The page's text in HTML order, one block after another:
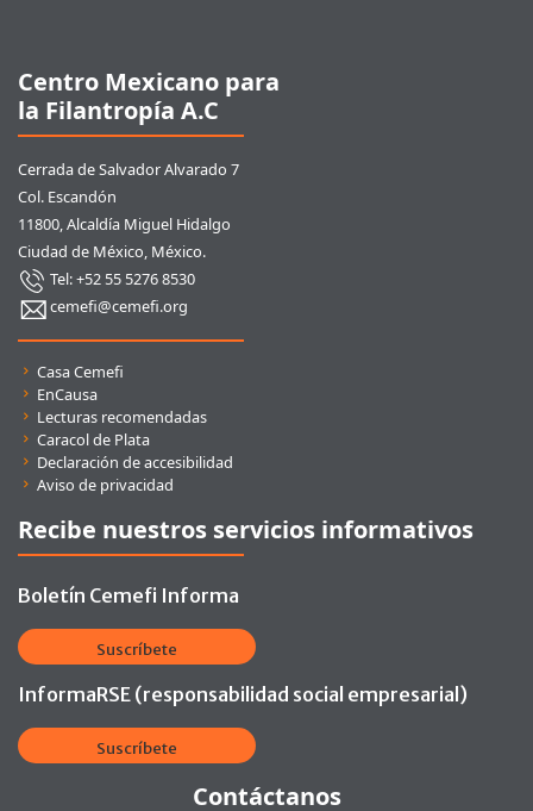
Centro Mexicano para
la Filantropía A.C
Cerrada de Salvador Alvarado 7
Col. Escandón
11800, Alcaldía Miguel Hidalgo
Ciudad de México, México.
Tel: +52 55 5276 8530
cemefi@cemefi.org
Casa Cemefi
EnCausa
Lecturas recomendadas
Caracol de Plata
Declaración de accesibilidad
Aviso de privacidad
Recibe nuestros servicios informativos
Boletín Cemefi Informa
Suscríbete
InformaRSE (responsabilidad social empresarial)
Suscríbete
Contáctanos